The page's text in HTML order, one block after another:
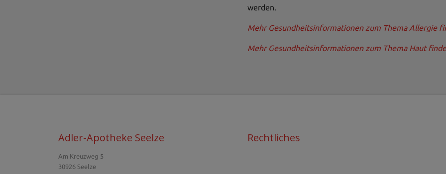
werden.
Mehr Gesundheitsinformationen zum Thema Allergie
Mehr Gesundheitsinformationen zum Thema Haut
Adler-Apotheke Seelze
Am Kreuzweg 5
30926 Seelze
Rechtliches